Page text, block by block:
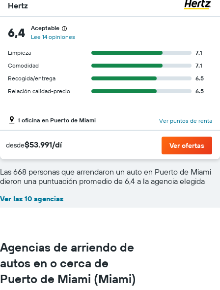
Hertz
6,4
Aceptable
Lee 14 opiniones
Limpieza
7.1
Comodidad
7.1
Recogida/entrega
6.5
Relación calidad-precio
6.5
1 oficina en Puerto de Miami Ver puntos de renta
desde$53.991/dí Ver ofertas
Las 668 personas que arrendaron un auto en Puerto de Miami
dieron una puntuación promedio de 6,4 a la agencia elegida
Ver las 10 agencias
Agencias de arriendo de
autos en o cerca de
Puerto de Miami (Miami)